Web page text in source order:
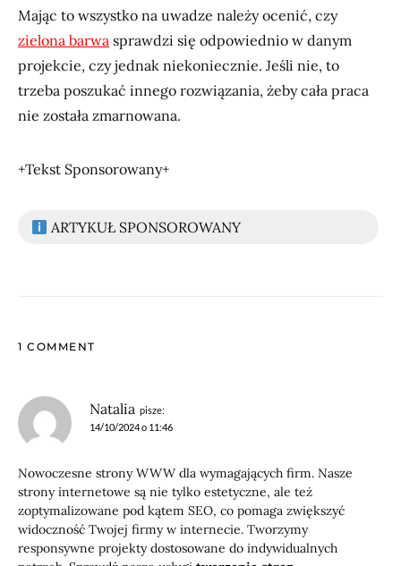
Mając to wszystko na uwadze należy ocenić, czy
zielona barwa sprawdzi się odpowiednio w danym
projekcie, czy jednak niekoniecznie. Jeśli nie, to
trzeba poszukać innego rozwiązania, żeby cała praca
nie została zmarnowana.
+Tekst Sponsorowany+
ARTYKUŁ SPONSOROWANY
1 COMMENT
Natalia pisze:
14/10/2024 o 11:46
Nowoczesne strony WWW dla wymagających firm. Nasze
strony internetowe są nie tylko estetyczne, ale też
zoptymalizowane pod kątem SEO, co pomaga zwiększyć
widoczność Twojej firmy w internecie. Tworzymy
responsywne projekty dostosowane do indywidualnych